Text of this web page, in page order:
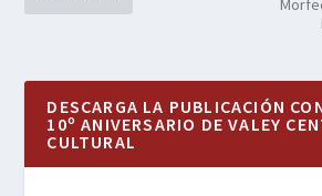
DESCARGA LA PUBLICACIÓN
10º ANIVERSARIO DE VALEY
CULTURAL